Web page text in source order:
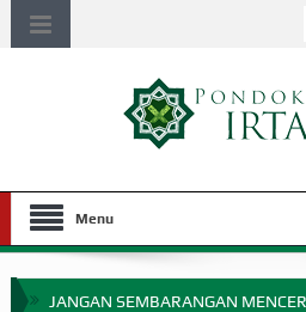
Menu
JANGAN SEMBARANGAN